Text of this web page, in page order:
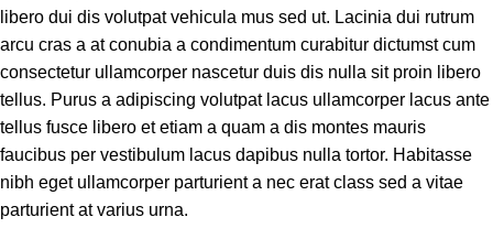
libero dui dis volutpat vehicula mus sed ut. Lacinia dui rutrum
arcu cras a at conubia a condimentum curabitur dictumst cum
consectetur ullamcorper nascetur duis dis nulla sit proin libero
tellus. Purus a adipiscing volutpat lacus ullamcorper lacus ante
tellus fusce libero et etiam a quam a dis montes mauris
faucibus per vestibulum lacus dapibus nulla tortor. Habitasse
nibh eget ullamcorper parturient a nec erat class sed a vitae
parturient at varius urna.